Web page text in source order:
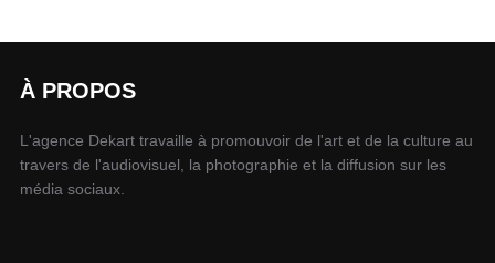
À PROPOS
L'agence Dekart travaille à promouvoir de l'art et de la culture au
travers de l'audiovisuel, la photographie et la diffusion sur les
média sociaux.